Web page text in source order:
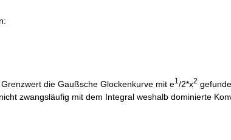
die Gaußsche Glockenkurve mit e1 /2*x2
zwangsläufig mit dem Integral weshalb dominierte